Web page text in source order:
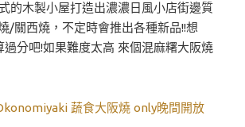
的木製小屋打造出濃濃日風小店街邊質
/關西燒，不定時會推出各種新品!!想
過分吧!如果難度太高 來個混麻糬大阪燒
蔬食大阪燒 only晚間開放